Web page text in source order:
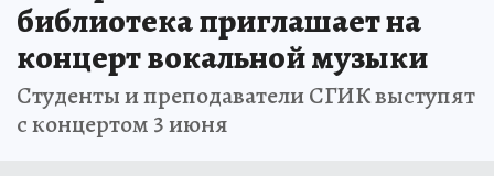
Самарская областная
библиотека приглашает на
концерт вокальной музыки
Студенты и преподаватели СГИК выступят